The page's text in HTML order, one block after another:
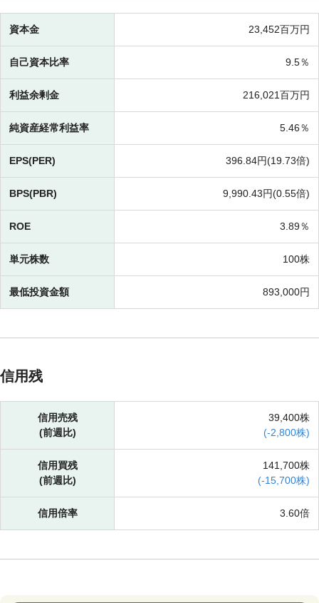
資本金 23,452百万円
自己資本比率 9.5％
利益余剰金 216,021百万円
純資産経常利益率 5.46％
EPS(PER) 396.84円(19.73倍)
BPS(PBR) 9,990.43円(0.55倍)
ROE 3.89％
単元株数 100株
最低投資金額 893,000円
信用残
信用売残
(前週比)
39,400株
(-2,800株)
信用買残
(前週比)
141,700株
(-15,700株)
信用倍率 3.60倍